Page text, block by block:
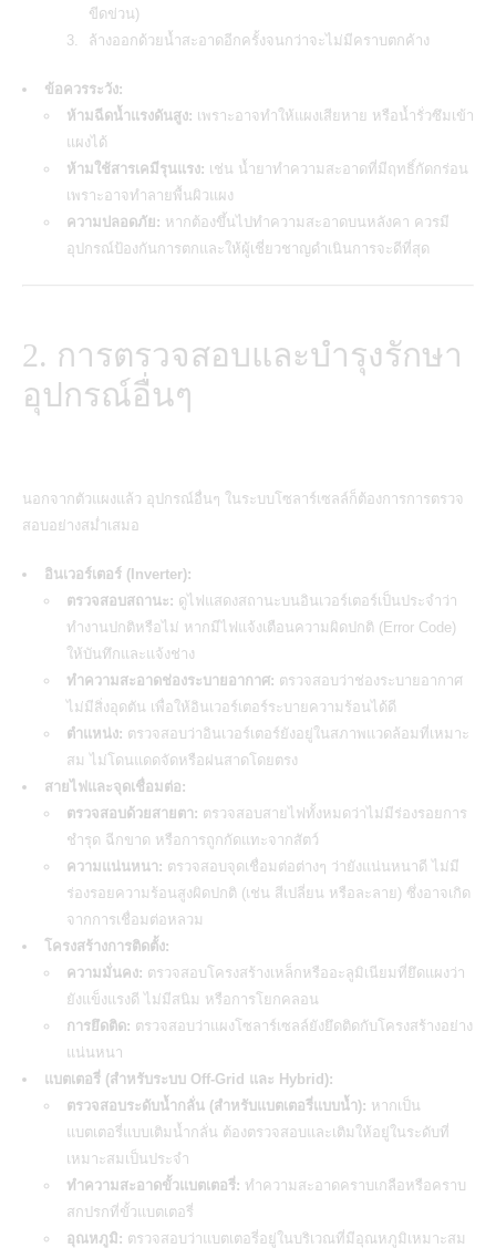
ขีดข่วน)
ล้างออกด้วยน้ำสะอาดอีกครั้งจนกว่าจะไม่มีคราบตกค้าง
ข้อควรระวัง:
ห้ามฉีดน้ำแรงดันสูง: เพราะอาจทำให้แผงเสียหาย หรือน้ำรั่วซึมเข้า
แผงได้
ห้ามใช้สารเคมีรุนแรง: เช่น น้ำยาทำความสะอาดที่มีฤทธิ์กัดกร่อน
เพราะอาจทำลายพื้นผิวแผง
ความปลอดภัย: หากต้องขึ้นไปทำความสะอาดบนหลังคา ควรมี
อุปกรณ์ป้องกันการตกและให้ผู้เชี่ยวชาญดำเนินการจะดีที่สุด
2. การตรวจสอบและบำรุงรักษา
อุปกรณ์อื่นๆ
นอกจากตัวแผงแล้ว อุปกรณ์อื่นๆ ในระบบโซลาร์เซลล์ก็ต้องการการตรวจ
สอบอย่างสม่ำเสมอ
อินเวอร์เตอร์ (Inverter):
ตรวจสอบสถานะ: ดูไฟแสดงสถานะบนอินเวอร์เตอร์เป็นประจำว่า
ทำงานปกติหรือไม่ หากมีไฟแจ้งเตือนความผิดปกติ (Error Code)
ให้บันทึกและแจ้งช่าง
ทำความสะอาดช่องระบายอากาศ: ตรวจสอบว่าช่องระบายอากาศ
ไม่มีสิ่งอุดตัน เพื่อให้อินเวอร์เตอร์ระบายความร้อนได้ดี
ตำแหน่ง: ตรวจสอบว่าอินเวอร์เตอร์ยังอยู่ในสภาพแวดล้อมที่เหมาะ
สม ไม่โดนแดดจัดหรือฝนสาดโดยตรง
สายไฟและจุดเชื่อมต่อ:
ตรวจสอบด้วยสายตา: ตรวจสอบสายไฟทั้งหมดว่าไม่มีร่องรอยการ
ชำรุด ฉีกขาด หรือการถูกกัดแทะจากสัตว์
ความแน่นหนา: ตรวจสอบจุดเชื่อมต่อต่างๆ ว่ายังแน่นหนาดี ไม่มี
ร่องรอยความร้อนสูงผิดปกติ (เช่น สีเปลี่ยน หรือละลาย) ซึ่งอาจเกิด
จากการเชื่อมต่อหลวม
โครงสร้างการติดตั้ง:
ความมั่นคง: ตรวจสอบโครงสร้างเหล็กหรืออะลูมิเนียมที่ยึดแผงว่า
ยังแข็งแรงดี ไม่มีสนิม หรือการโยกคลอน
การยึดติด: ตรวจสอบว่าแผงโซลาร์เซลล์ยังยึดติดกับโครงสร้างอย่าง
แน่นหนา
แบตเตอรี่ (สำหรับระบบ Off-Grid และ Hybrid):
ตรวจสอบระดับน้ำกลั่น (สำหรับแบตเตอรี่แบบน้ำ): หากเป็น
แบตเตอรี่แบบเติมน้ำกลั่น ต้องตรวจสอบและเติมให้อยู่ในระดับที่
เหมาะสมเป็นประจำ
ทำความสะอาดขั้วแบตเตอรี่: ทำความสะอาดคราบเกลือหรือคราบ
สกปรกที่ขั้วแบตเตอรี่
อุณหภูมิ: ตรวจสอบว่าแบตเตอรี่อยู่ในบริเวณที่มีอุณหภูมิเหมาะสม